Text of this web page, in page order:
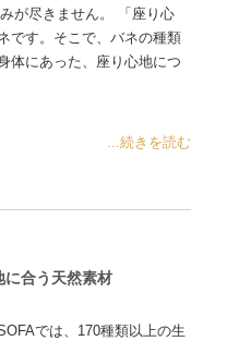
が尽きません。 「座り心
です。そこで、バネの種類
体にあった、座り心地につ
...続きを読む
に合う天然素材
では、170種類以上の生